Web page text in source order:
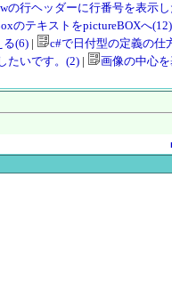
の行ヘッダーに行番号を表示
のテキストをpictureBOXへ(12)
(6)| c#で日付型の定義の仕
たいです。(2)| 画像の中心